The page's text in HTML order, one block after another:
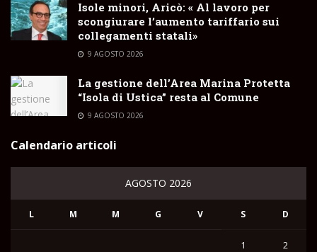
Isole minori, Aricò: « Al lavoro per
scongiurare l’aumento tariffario sui
collegamenti statali»
9 AGOSTO 2026
La gestione dell’Area Marina Protetta
“Isola di Ustica” resta al Comune
9 AGOSTO 2026
Calendario articoli
AGOSTO 2026
L M M G V S D
1 2